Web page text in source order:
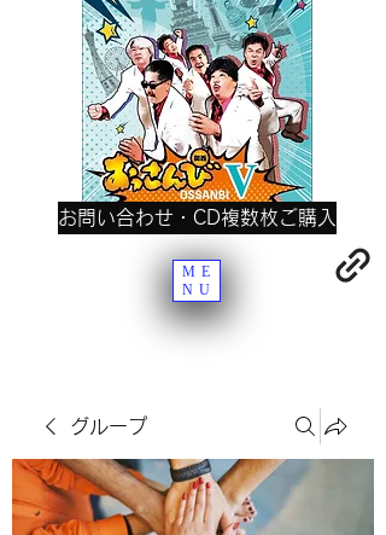
お問い合わせ・CD複数枚ご購入
ME
NU
グループ